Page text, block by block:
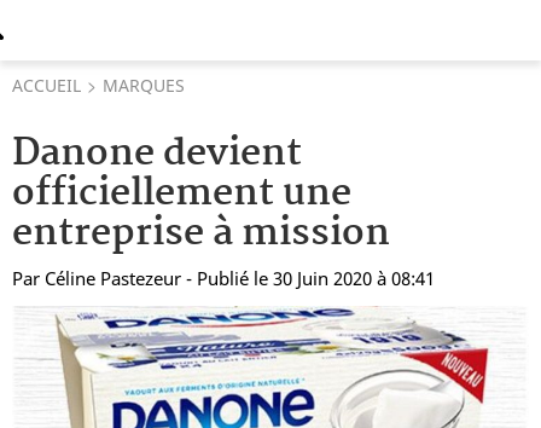
ACCUEIL MARQUES
Danone devient
officiellement une
entreprise à mission
Par Céline Pastezeur - Publié le 30 Juin 2020 à 08:41